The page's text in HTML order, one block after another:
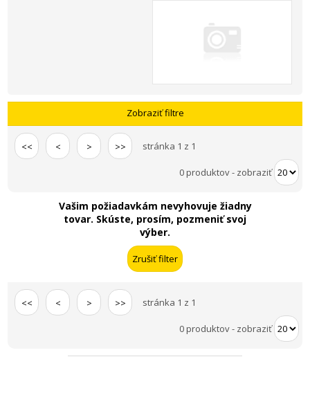
Zobraziť filtre
<< < > >> stránka 1 z 1
0 produktov- zobraziť
Vašim požiadavkám nevyhovuje žiadny
tovar. Skúste, prosím, pozmeniť svoj
výber.
<< < > >> stránka 1 z 1
0 produktov- zobraziť